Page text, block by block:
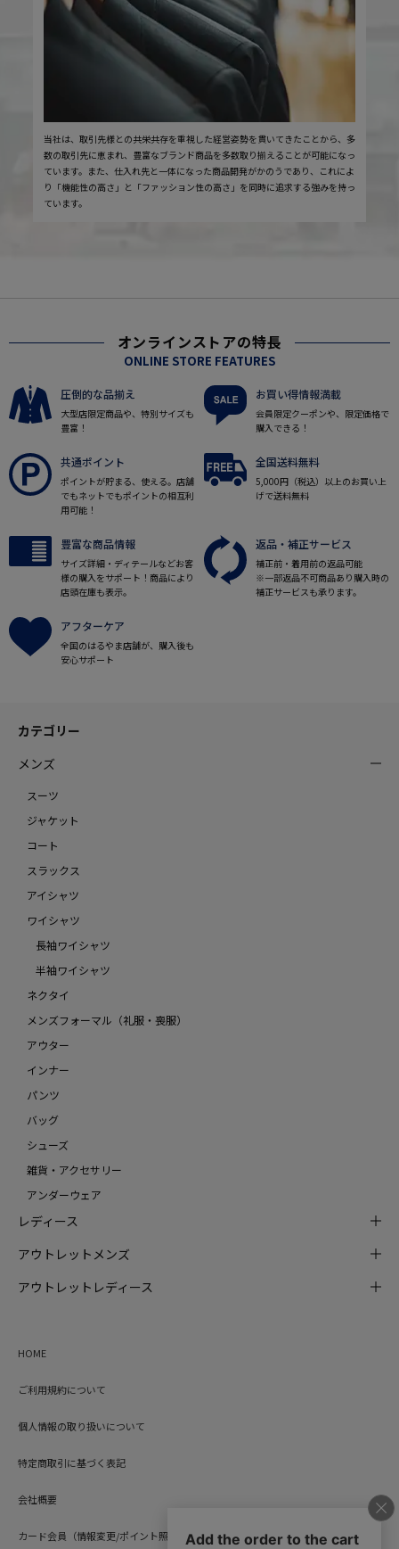
当社は、取引先様との共栄共存を重視した経営姿勢を貫いてきたことから、多
数の取引先に恵まれ、豊富なブランド商品を多数取り揃えることが可能になっ
ています。また、仕入れ先と一体になった商品開発がかのうであり、これによ
り「機能性の高さ」と「ファッション性の高さ」を同時に追求する強みを持っ
ています。
オンラインストアの特長
ONLINE STORE FEATURES
圧倒的な品揃え
大型店限定商品や、特別サイズも
豊富！
お買い得情報満載
会員限定クーポンや、限定価格で
購入できる！
共通ポイント
ポイントが貯まる、使える。店舗
でもネットでもポイントの相互利
用可能！
全国送料無料
5,000円（税込）以上のお買い上
げで送料無料
豊富な商品情報
サイズ詳細・ディテールなどお客
様の購入をサポート！商品により
店頭在庫も表示。
返品・補正サービス
補正前・着用前の返品可能
※一部返品不可商品あり購入時の
補正サービスも承ります。
アフターケア
全国のはるやま店舗が、購入後も
安心サポート
カテゴリー
メンズ
スーツ
ジャケット
コート
スラックス
アイシャツ
ワイシャツ
長袖ワイシャツ
半袖ワイシャツ
ネクタイ
メンズフォーマル（礼服・喪服）
アウター
インナー
パンツ
バッグ
シューズ
雑貨・アクセサリー
アンダーウェア
レディース
アウトレットメンズ
アウトレットレディース
HOME
ご利用規約について
個人情報の取り扱いについて
特定商取引に基づく表記
会社概要
カード会員（情報変更/ポイント照会）